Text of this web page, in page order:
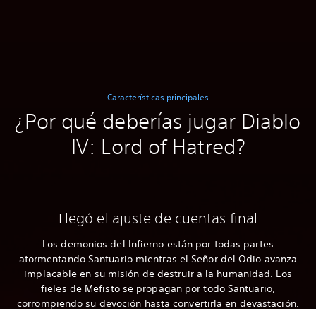
Características principales
¿Por qué deberías jugar Diablo
IV: Lord of Hatred?
Llegó el ajuste de cuentas final
Los demonios del Infierno están por todas partes
atormentando Santuario mientras el Señor del Odio avanza
implacable en su misión de destruir a la humanidad. Los
fieles de Mefisto se propagan por todo Santuario,
corrompiendo su devoción hasta convertirla en devastación.